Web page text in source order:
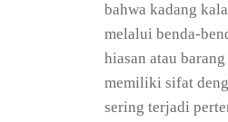
bahwa kadang
melalui benda-
hiasan atau
memiliki sifat
sering terjadi